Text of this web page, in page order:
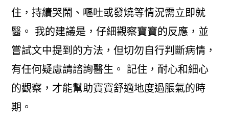
住，持續哭鬧、嘔吐或發燒等情況需立即就
醫。 我的建議是，仔細觀察寶寶的反應，並
嘗試文中提到的方法，但切勿自行判斷病情，
有任何疑慮請諮詢醫生。 記住，耐心和細心
的觀察，才能幫助寶寶舒適地度過脹氣的時
期。